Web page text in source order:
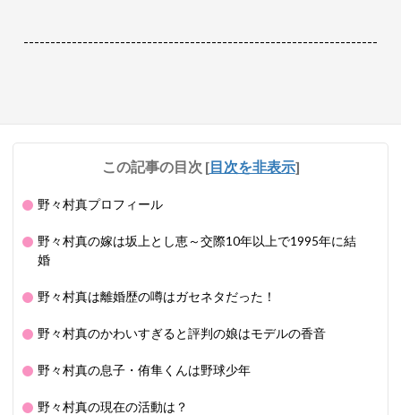
------------------------------------------------------------------
この記事の目次 [目次を非表示]
野々村真プロフィール
野々村真の嫁は坂上とし恵～交際10年以上で1995年に結
婚
野々村真は離婚歴の噂はガセネタだった！
野々村真のかわいすぎると評判の娘はモデルの香音
野々村真の息子・侑隼くんは野球少年
野々村真の現在の活動は？